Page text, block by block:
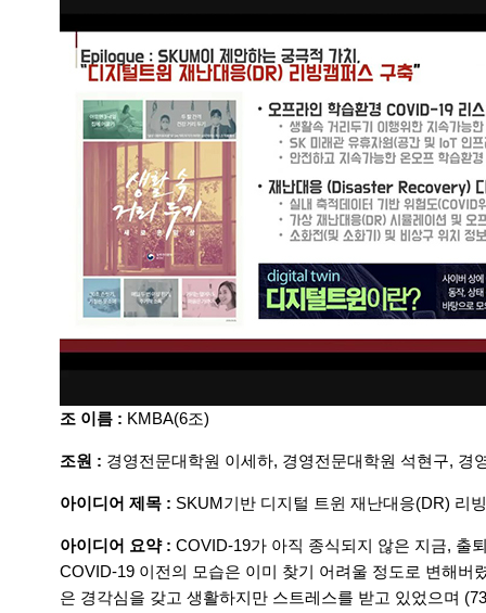
조 이름 : KMBA(6조)
조원 : 경영전문대학원 이세하, 경영전문대학원 석현구, 경
아이디어 제목 : SKUM기반 디지털 트윈 재난대응(DR) 리
아이디어 요약 : COVID-19가 아직 종식되지 않은 지금, 출
COVID-19 이전의 모습은 이미 찾기 어려울 정도로 변해버
은 경각심을 갖고 생활하지만 스트레스를 받고 있었으며